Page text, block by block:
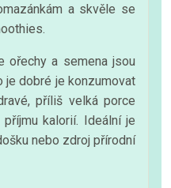
a skvěle se
ořechy a semena jsou
je dobré je konzumovat
příliš velká porce
kalorií. Ideální je
nebo zdroj přírodní